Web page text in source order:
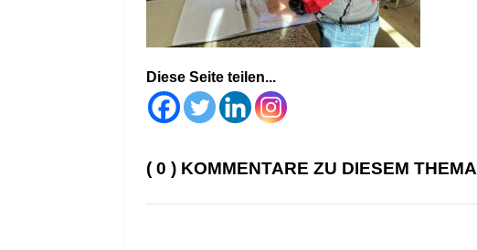
Diese Seite teilen...
( 0 ) KOMMENTARE ZU DIESEM THEMA